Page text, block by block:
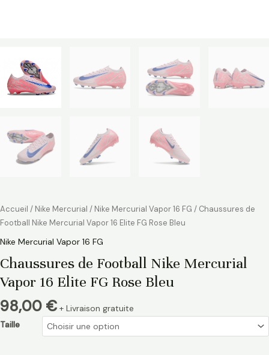
Accueil / Nike Mercurial / Nike Mercurial Vapor 16 FG / Chaussures de
Football Nike Mercurial Vapor 16 Elite FG Rose Bleu
Nike Mercurial Vapor 16 FG
Chaussures de Football Nike Mercurial
Vapor 16 Elite FG Rose Bleu
98,00 € + Livraison gratuite
Taille